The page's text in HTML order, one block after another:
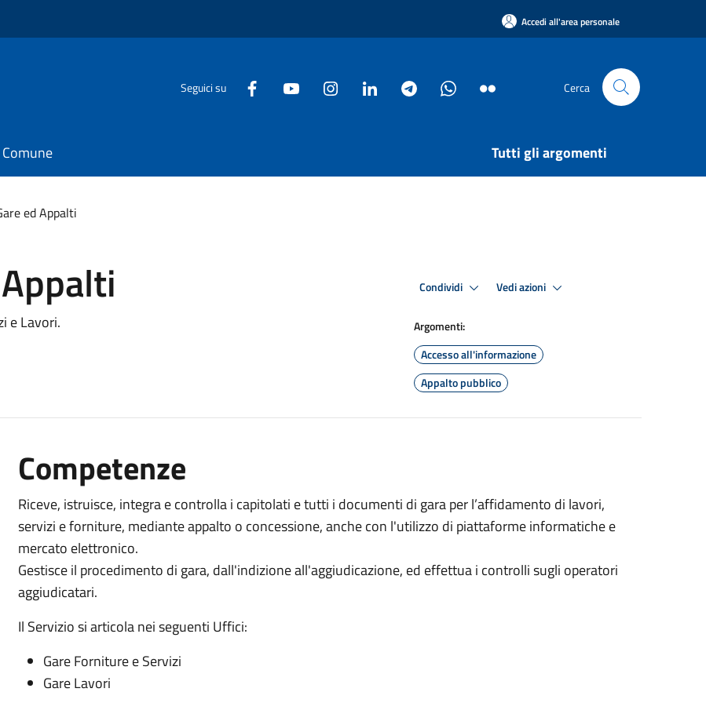
Accedi all'area personale
Seguici su Cerca
Tutti gli argomenti
ed Appalti
e Lavori.
Condividi Vedi azioni
Argomenti:
Accesso all'informazione
Appalto pubblico
Competenze
Riceve, istruisce, integra e controlla i capitolati e tutti i documenti di gara per l’affidamento di lavori,
servizi e forniture, mediante appalto o concessione, anche con l'utilizzo di piattaforme informatiche e
mercato elettronico.
Gestisce il procedimento di gara, dall'indizione all'aggiudicazione, ed effettua i controlli sugli operatori
aggiudicatari.
Il Servizio si articola nei seguenti Uffici:
Gare Forniture e Servizi
Gare Lavori